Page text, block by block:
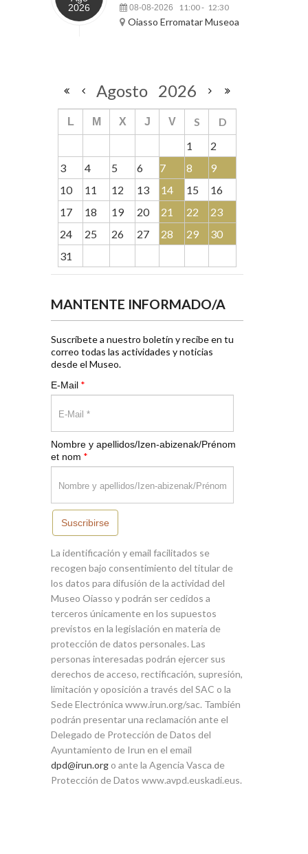
2026
08-08-2026 11:00- 12:30
Oiasso Erromatar Museoa
Agosto 2026
L M X J V S
D
1
2
3
4 5 6 7 8
9
10
11 12 13 14 15
16
17
18 19 20 21 22
23
24
25 26 27 28 29
30
31
MANTENTE INFORMADO/A
Suscríbete a nuestro boletín y recibe en tu
correo todas las actividades y noticias
desde el Museo.
E-Mail *
Nombre y apellidos/Izen-abizenak/Prénom
et nom *
Suscribirse
La identificación y email facilitados se
recogen bajo consentimiento del titular de
los datos para difusión de la actividad del
Museo Oiasso y podrán ser cedidos a
terceros únicamente en los supuestos
previstos en la legislación en materia de
protección de datos personales. Las
personas interesadas podrán ejercer sus
derechos de acceso, rectificación, supresión,
limitación y oposición a través del SAC o la
Sede Electrónica www.irun.org/sac. También
podrán presentar una reclamación ante el
Delegado de Protección de Datos del
Ayuntamiento de Irun en el email
dpd@irun.org o ante la Agencia Vasca de
Protección de Datos www.avpd.euskadi.eus.